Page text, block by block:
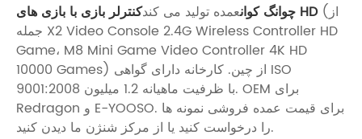
چوانگ کوانعمده تولید می کند کنترلر بازی با بازی های HD(از
جمله X2 Video Console 2.4G Wireless Controller HD
Game، M8 Mini Game Video Controller 4K HD
10000 Games) از چین. کارخانه دارای گواهی ISO
9001:2008 با ظرفیت ماهیانه 1.2 میلیون. OEM برای
Redragon و E-YOOSO. برای قیمت عمده فروشی نمونه ها
را درخواست کنید یا از مرکز شنژن ما دیدن کنید.